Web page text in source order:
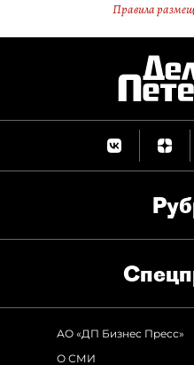
Правила
АО «ДП Бизнес Пресс»
О СМИ